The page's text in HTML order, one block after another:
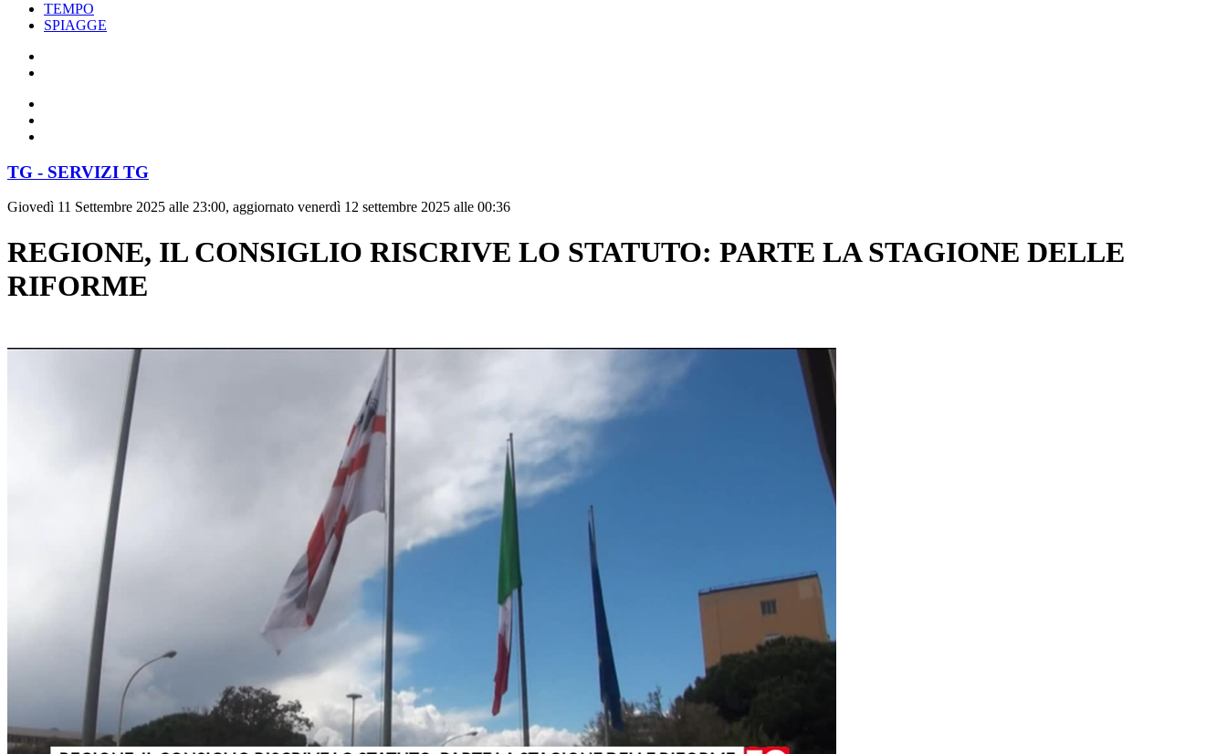
TEMPO
SPIAGGE
TG - SERVIZI TG
Giovedì 11 Settembre 2025 alle 23:00, aggiornato venerdì 12 settembre 2025 alle 00:36
REGIONE, IL CONSIGLIO RISCRIVE LO STATUTO: PARTE LA STAGIONE DELLE
RIFORME